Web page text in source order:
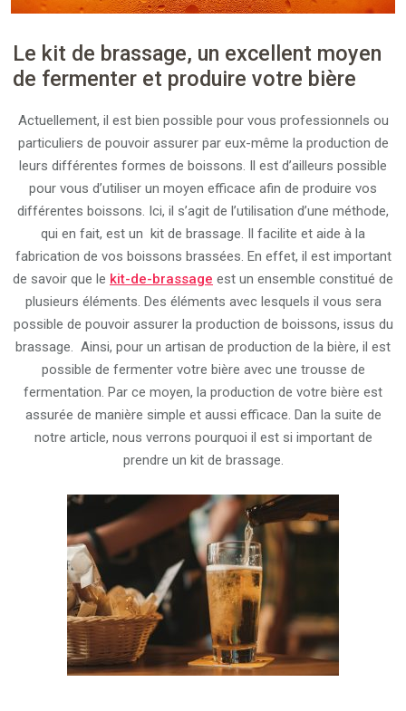
Le kit de brassage, un excellent moyen
de fermenter et produire votre bière
Actuellement, il est bien possible pour vous professionnels ou
particuliers de pouvoir assurer par eux-même la production de
leurs différentes formes de boissons. Il est d’ailleurs possible
pour vous d’utiliser un moyen efficace afin de produire vos
différentes boissons. Ici, il s’agit de l’utilisation d’une méthode,
qui en fait, est un kit de brassage. Il facilite et aide à la
fabrication de vos boissons brassées. En effet, il est important
de savoir que le kit-de-brassage est un ensemble constitué de
plusieurs éléments. Des éléments avec lesquels il vous sera
possible de pouvoir assurer la production de boissons, issus du
brassage. Ainsi, pour un artisan de production de la bière, il est
possible de fermenter votre bière avec une trousse de
fermentation. Par ce moyen, la production de votre bière est
assurée de manière simple et aussi efficace. Dan la suite de
notre article, nous verrons pourquoi il est si important de
prendre un kit de brassage.